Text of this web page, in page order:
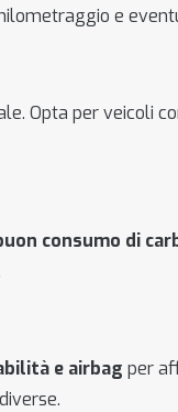
e
Opta per veicoli
consumo di
e airbag per